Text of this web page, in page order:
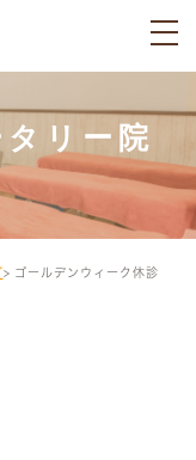
リー院
ゴールデンウィーク休診